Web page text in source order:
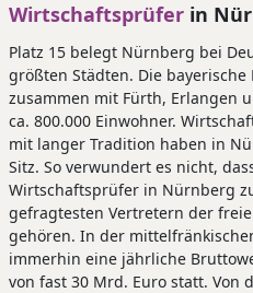
Wirtschaftsprüferin
Platz 15 belegt Nürnberg bei
größten Städten. Die
zusammen mit Fürth, Erlangen
ca. 800.000 Einwohner.
mit langer Tradition haben in
Sitz. So verwundert es nicht,
Wirtschaftsprüfer in Nürnberg
gefragtesten Vertretern der
gehören. In der
immerhin eine jährliche
von fast 30 Mrd. Euro statt. Von